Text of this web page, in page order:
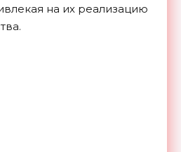
на их реализацию